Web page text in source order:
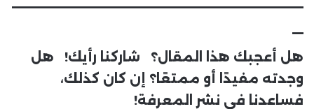
هل أعجبك هذا المقال؟ شاركنا رأيك! هل
وجدته مفيدًا أو ممتعًا؟ إن كان كذلك،
فساعدنا في نشر المعرفة!